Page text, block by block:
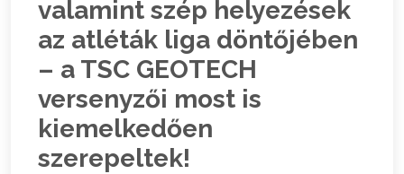
valamint szép helyezések
az atléták liga döntőjében
– a TSC GEOTECH
versenyzői most is
kiemelkedően
szerepeltek!